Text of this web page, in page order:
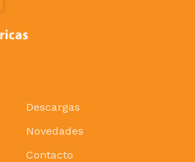
Descargas
Novedades
Contacto